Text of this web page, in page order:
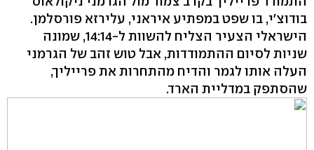
בודוצ'י, בו שפט במפתיע איראני, עלירזא פורסלמן.
הישראלי הצעיר הצליח להשוות ל-14:14, שמונה
שניות לסיום ההתמודדות, אבל טוש זהב של הגרמני
העלה אותו לגמר והדיח מהתחרות את פרייליך,
שהסתפק במדליית הארד.